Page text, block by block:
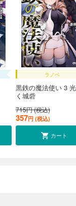
ラノベ
黒鉄の魔法使い 3
く城砦
715円 (税込)
357円 (税込)
カート